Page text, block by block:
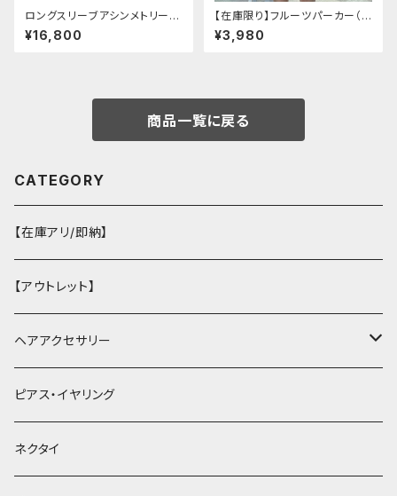
ロングスリーブアシンメトリーチ
ャイナドレス
¥16,800
【在庫限り】フルーツパーカー（ブ
ルべリ、ブドウ、キウイ、チェリー、
ぶどう
¥3,980
商品一覧に戻る
CATEGORY
【在庫アリ/即納】
【アウトレット】
ヘアアクセサリー
ヘアクリップ
ヘッドドレス・カチューシャ
ピアス・イヤリング
ネクタイ